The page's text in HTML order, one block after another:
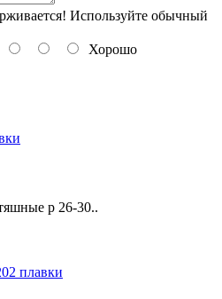
Используйте обычный
Хорошо
р 26-30..